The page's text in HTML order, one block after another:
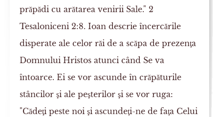
prăpădi cu arătarea venirii Sale." 2
Tesaloniceni 2:8. Ioan descrie încercările
disperate ale celor răi de a scăpa de prezenţa
Domnului Hristos atunci când Se va
întoarce. Ei se vor ascunde în crăpăturile
stâncilor şi ale peşterilor şi se vor ruga:
"Cădeţi peste noi şi ascundeţi-ne de faţa Celui